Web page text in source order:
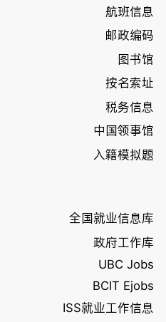
航班信息
邮政编码
图书馆
按名索址
税务信息
中国领事馆
入籍模拟题
全国就业信息库
政府工作库
UBC Jobs
BCIT Ejobs
ISS就业工作信息